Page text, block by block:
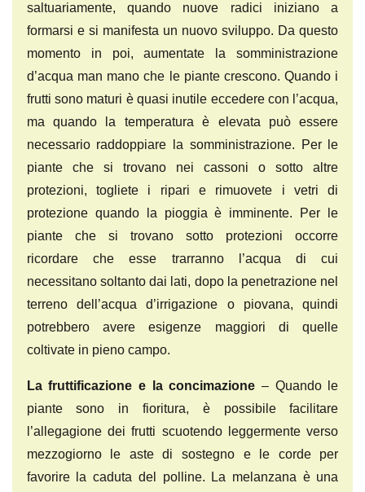
saltuariamente, quando nuove radici iniziano a
formarsi e si manifesta un nuovo sviluppo. Da questo
momento in poi, aumentate la somministrazione
d’acqua man mano che le piante crescono. Quando i
frutti sono maturi è quasi inutile eccedere con l’acqua,
ma quando la temperatura è elevata può essere
necessario raddoppiare la somministrazione. Per le
piante che si trovano nei cassoni o sotto altre
protezioni, togliete i ripari e rimuovete i vetri di
protezione quando la pioggia è imminente. Per le
piante che si trovano sotto protezioni occorre
ricordare che esse trarranno l’acqua di cui
necessitano soltanto dai lati, dopo la penetrazione nel
terreno dell’acqua d’irrigazione o piovana, quindi
potrebbero avere esigenze maggiori di quelle
coltivate in pieno campo.
La fruttificazione e la concimazione – Quando le
piante sono in fioritura, è possibile facilitare
l’allegagione dei frutti scuotendo leggermente verso
mezzogiorno le aste di sostegno e le corde per
favorire la caduta del polline. La melanzana è una